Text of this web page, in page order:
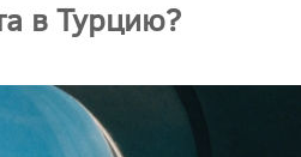
в Турцию?